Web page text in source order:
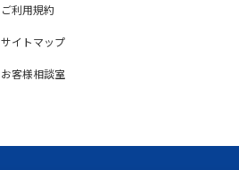
ご利用規約
サイトマップ
お客様相談室